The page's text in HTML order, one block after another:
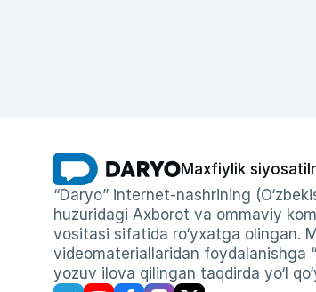
Maxfiylik siyosati
“Daryo” internet-nashrining
huzuridagi Axborot va ommaviy
vositasi sifatida ro‘yxatga olingan.
videomateriallaridan foydalanishga
yozuv ilova qilingan taqdirda yo‘l